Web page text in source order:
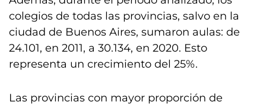
colegios de todas las provincias, salvo en la
ciudad de Buenos Aires, sumaron aulas: de
24.101, en 2011, a 30.134, en 2020. Esto
representa un crecimiento del 25%.
Las provincias con mayor proporción de